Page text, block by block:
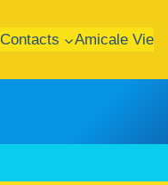
Contacts Amicale Vie